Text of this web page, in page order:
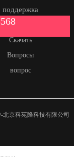
поддержка
продукта
Скачать
Вопросы
вопрос
京科苑隆科技有限公司